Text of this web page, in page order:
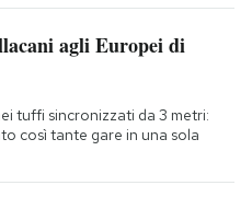
agli Europei di
tuffi sincronizzati da 3 metri:
così tante gare in una sola